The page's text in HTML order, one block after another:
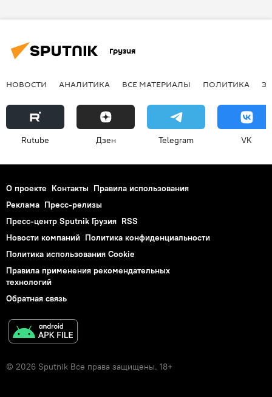
Грузия
НОВОСТИ АНАЛИТИКА ВСЕ МАТЕРИАЛЫ ПОЛИТИКА
Rutube Дзен Telegram VK
О проекте Контакты Правила использования
Реклама Пресс-релизы
Пресс-центр Sputnik Грузия RSS
Новости компаний Политика конфиденциальности
Политика использования Cookie
Правила применения рекомендательных
технологий
Обратная связь
© 2026 Sputnik Все права защищены. 18+